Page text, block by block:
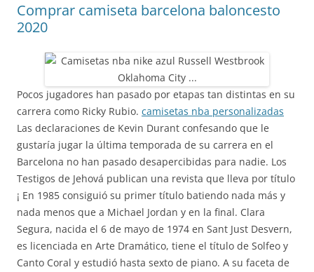
Comprar camiseta barcelona baloncesto
2020
Pocos jugadores han pasado por etapas tan distintas en su
carrera como Ricky Rubio. camisetas nba personalizadas
Las declaraciones de Kevin Durant confesando que le
gustaría jugar la última temporada de su carrera en el
Barcelona no han pasado desapercibidas para nadie. Los
Testigos de Jehová publican una revista que lleva por título
¡ En 1985 consiguió su primer título batiendo nada más y
nada menos que a Michael Jordan y en la final. Clara
Segura, nacida el 6 de mayo de 1974 en Sant Just Desvern,
es licenciada en Arte Dramático, tiene el título de Solfeo y
Canto Coral y estudió hasta sexto de piano. A su faceta de